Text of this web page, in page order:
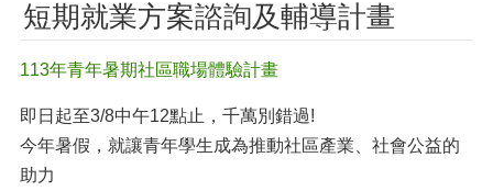
短期就業方案諮詢及輔導計畫
113年青年暑期社區職場體驗計畫
即日起至3/8中午12點止，千萬別錯過!
今年暑假，就讓青年學生成為推動社區產業、社會公益的
助力